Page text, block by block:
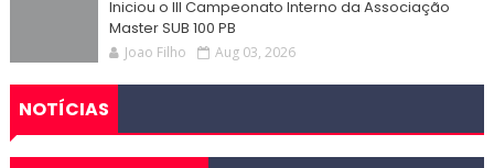
Iniciou o III Campeonato Interno da Associação
Master SUB 100 PB
Joao Filho Aug 03, 2026
NOTÍCIAS